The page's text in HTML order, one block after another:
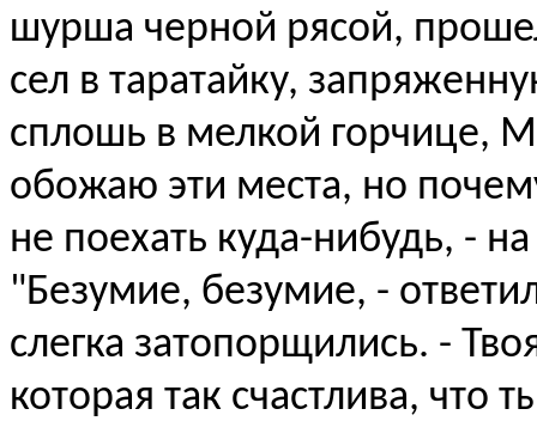
шурша черной рясой,
сел в таратайку,
сплошь в мелкой горчице,
обожаю эти места, но
не поехать куда-нибудь, -
"Безумие, безумие, -
слегка затопорщились. -
которая так счастлива, что